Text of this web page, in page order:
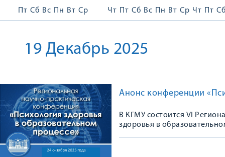
Пт Сб Вс Пн Вт Ср
Чт Пт Сб Вс Пн Вт Ср Чт Пт Сб
19 Декабрь 2025
Анонс конференции
В КГМУ состоится VI
здоровья в